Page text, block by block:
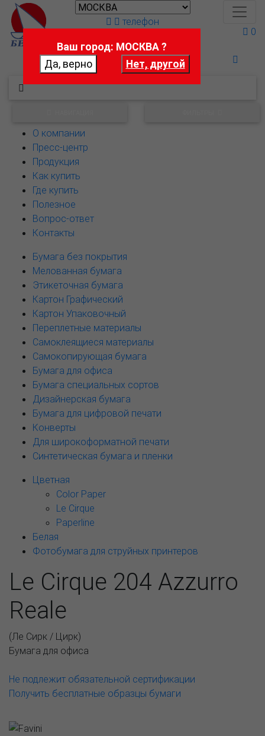
Поможем выбрать
телефон
0
О компании
Пресс-центр
Продукция
Как купить
Где купить
Полезное
Вопрос-ответ
Контакты
Бумага без покрытия
Мелованная бумага
Этикеточная бумага
Картон Графический
Картон Упаковочный
Переплетные материалы
Самоклеящиеся материалы
Самокопирующая бумага
Бумага для офиса
Бумага специальных сортов
Дизайнерская бумага
Бумага для цифровой печати
Конверты
Для широкоформатной печати
Синтетическая бумага и пленки
Цветная
Color Paper
Le Cirque
Paperline
Белая
Фотобумага для струйных принтеров
Le Cirque 204 Azzurro
Reale
(Ле Сирк / Цирк)
Бумага для офиса
Не подлежит обязательной сертификации
Получить бесплатные образцы бумаги
Ваш город: МОСКВА ?